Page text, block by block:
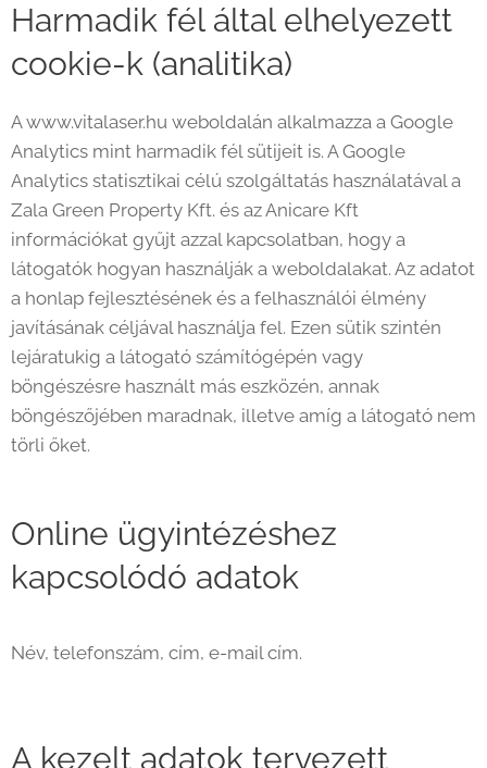
Harmadik fél által elhelyezett
cookie-k (analitika)
A www.vitalaser.hu weboldalán alkalmazza a Google
Analytics mint harmadik fél sütijeit is. A Google
Analytics statisztikai célú szolgáltatás használatával a
Zala Green Property Kft. és az Anicare Kft
információkat gyűjt azzal kapcsolatban, hogy a
látogatók hogyan használják a weboldalakat. Az adatot
a honlap fejlesztésének és a felhasználói élmény
javításának céljával használja fel. Ezen sütik szintén
lejáratukig a látogató számítógépén vagy
böngészésre használt más eszközén, annak
böngészőjében maradnak, illetve amíg a látogató nem
törli őket.
Online ügyintézéshez
kapcsolódó adatok
Név, telefonszám, cím, e-mail cím.
A kezelt adatok tervezett